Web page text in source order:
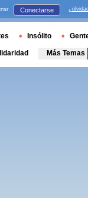
Conectarse
Insólito
Más Temas